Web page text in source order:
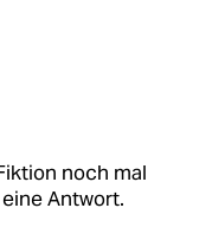
noch mal
Antwort.